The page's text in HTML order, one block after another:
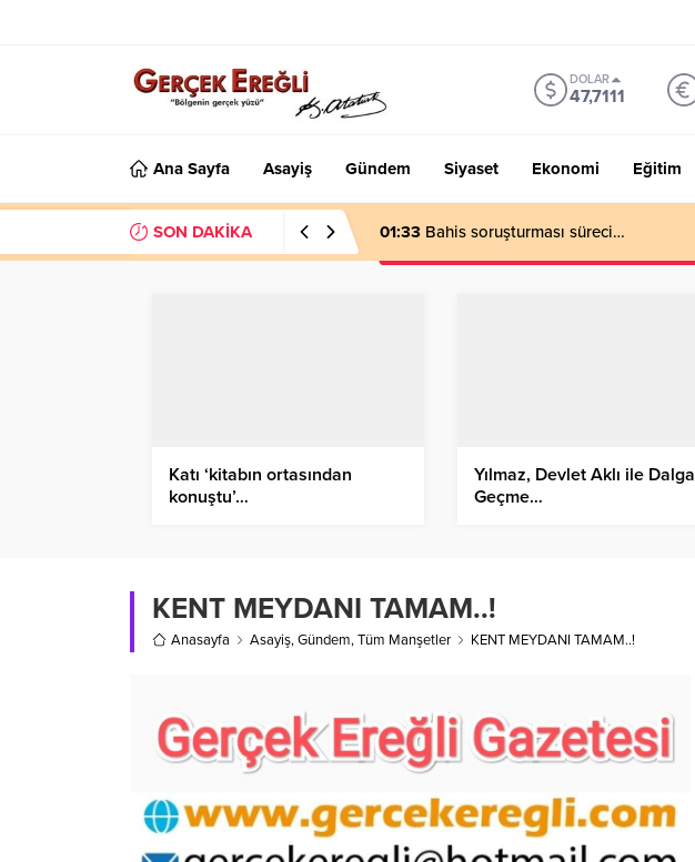
DOLAR
47,7111
Ana Sayfa Asayiş Gündem Siyaset Ekonomi Eğitim
SON DAKİKA 01:33 Bahis soruşturması süreci…
Katı ‘kitabın ortasından
konuştu’…
Yılmaz, Devlet Aklı ile Dalga
Geçme…
KENT MEYDANI TAMAM..!
Anasayfa Asayiş,Gündem,Tüm Manşetler KENT MEYDANI TAMAM..!